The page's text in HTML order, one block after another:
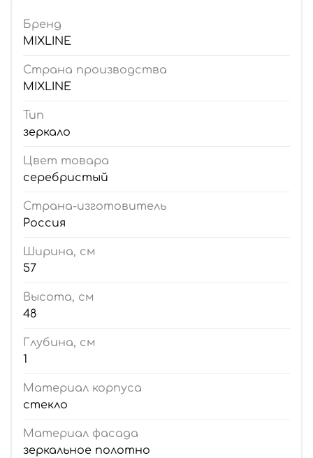
Бренд
MIXLINE
Страна производства
MIXLINE
Тип
зеркало
Цвет товара
серебристый
Страна-изготовитель
Россия
Ширина, см
57
Высота, см
48
Глубина, см
1
Материал корпуса
стекло
Материал фасада
зеркальное полотно